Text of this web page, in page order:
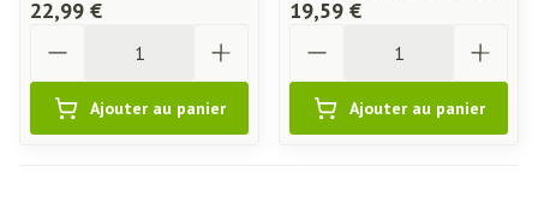
22,99 €
Ajouter au panier
19,59 €
Ajouter au panier